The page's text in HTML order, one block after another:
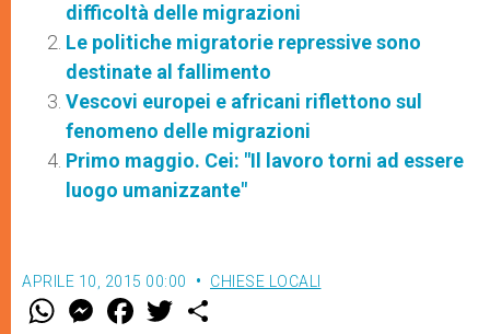
difficoltà delle migrazioni
Le politiche migratorie repressive sono
destinate al fallimento
Vescovi europei e africani riflettono sul
fenomeno delle migrazioni
Primo maggio. Cei: "Il lavoro torni ad essere
luogo umanizzante"
APRILE 10, 2015 00:00 CHIESE LOCALI
W M
e
F
a w